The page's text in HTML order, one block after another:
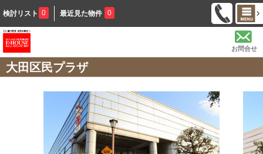
検討リスト 0 最近見た物件 0
お問合せ
大田区民プラザ